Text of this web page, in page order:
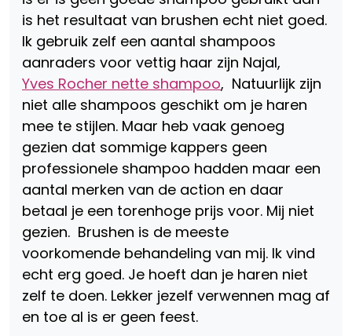
is het resultaat van brushen echt niet goed.
Ik gebruik zelf een aantal shampoos
aanraders voor vettig haar zijn Najal,
Yves Rocher nette shampoo, Natuurlijk zijn
niet alle shampoos geschikt om je haren
mee te stijlen. Maar heb vaak genoeg
gezien dat sommige kappers geen
professionele shampoo hadden maar een
aantal merken van de action en daar
betaal je een torenhoge prijs voor. Mij niet
gezien. Brushen is de meeste
voorkomende behandeling van mij. Ik vind
echt erg goed. Je hoeft dan je haren niet
zelf te doen. Lekker jezelf verwennen mag af
en toe al is er geen feest.